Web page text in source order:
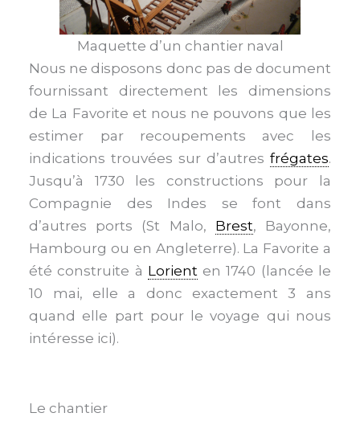
Maquette d’un chantier naval
Nous ne disposons donc pas de document
fournissant directement les dimensions
de La Favorite et nous ne pouvons que les
estimer par recoupements avec les
indications trouvées sur d’autres frégates.
Jusqu’à 1730 les constructions pour la
Compagnie des Indes se font dans
d’autres ports (St Malo, Brest, Bayonne,
Hambourg ou en Angleterre). La Favorite a
été construite à Lorienten 1740 (lancée le
10 mai, elle a donc exactement 3 ans
quand elle part pour le voyage qui nous
intéresse ici).
Le chantier